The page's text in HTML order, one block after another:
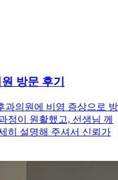
방문 후기
과의원에 비염 증상으로 방
정이 원활했고, 선생님 께
히 설명해 주셔서 신뢰가